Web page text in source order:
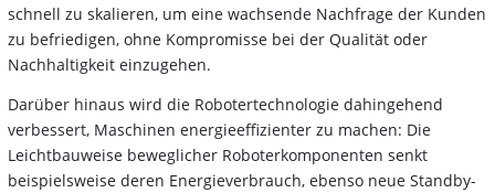
schnell zu skalieren, um eine wachsende Nachfrage der Kunden
zu befriedigen, ohne Kompromisse bei der Qualität oder
Nachhaltigkeit einzugehen.
Darüber hinaus wird die Robotertechnologie dahingehend
verbessert, Maschinen energieeffizienter zu machen: Die
Leichtbauweise beweglicher Roboterkomponenten senkt
beispielsweise deren Energieverbrauch, ebenso neue Standby-